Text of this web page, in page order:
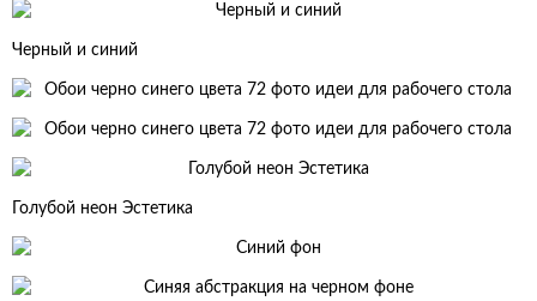
Черный и синий
Голубой неон Эстетика